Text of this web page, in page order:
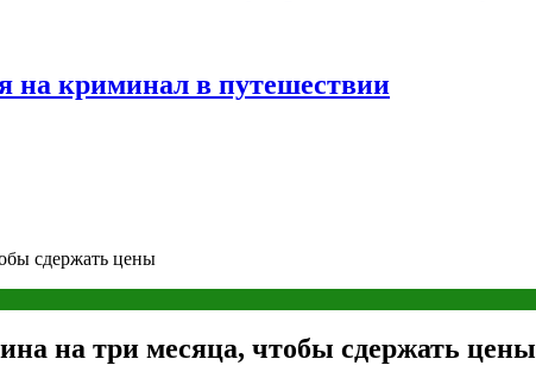
на криминал в путешествии
сдержать цены
на три месяца, чтобы сдержать цены